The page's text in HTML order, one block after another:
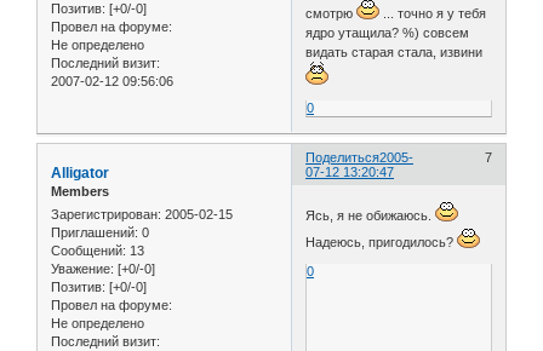
Позитив: [+0/-0]
Провел на форуме:
Не определено
Последний визит:
2007-02-12 09:56:06
смотрю
... точно я у тебя
ядро утащила? %) совсем
видать старая стала, извини
0
Поделиться 7
2005-
07-12 13:20:47
Alligator
Members
Зарегистрирован: 2005-02-15
Приглашений: 0
Сообщений: 13
Уважение: [+0/-0]
Позитив: [+0/-0]
Провел на форуме:
Не определено
Последний визит:
Ясь, я не обижаюсь.
Надеюсь, пригодилось?
0